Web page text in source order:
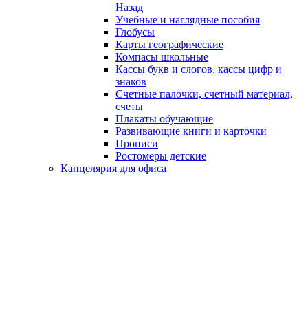
Назад
Учебные и наглядные пособия
Глобусы
Карты географические
Компасы школьные
Кассы букв и слогов, кассы цифр и
знаков
Счетные палочки, счетный материал,
счеты
Плакаты обучающие
Развивающие книги и карточки
Прописи
Ростомеры детские
Канцелярия для офиса